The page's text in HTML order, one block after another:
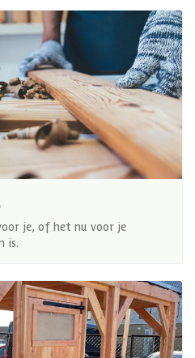
je, of het nu voor je
is.